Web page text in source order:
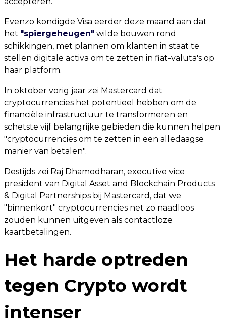
Evenzo kondigde Visa eerder deze maand aan dat
het "spiergeheugen" wilde bouwen rond
schikkingen, met plannen om klanten in staat te
stellen digitale activa om te zetten in fiat-valuta's op
haar platform.
In oktober vorig jaar zei Mastercard dat
cryptocurrencies het potentieel hebben om de
financiële infrastructuur te transformeren en
schetste vijf belangrijke gebieden die kunnen helpen
"cryptocurrencies om te zetten in een alledaagse
manier van betalen".
Destijds zei Raj Dhamodharan, executive vice
president van Digital Asset and Blockchain Products
& Digital Partnerships bij Mastercard, dat we
"binnenkort" cryptocurrencies net zo naadloos
zouden kunnen uitgeven als contactloze
kaartbetalingen.
Het harde optreden
tegen Crypto wordt
intenser